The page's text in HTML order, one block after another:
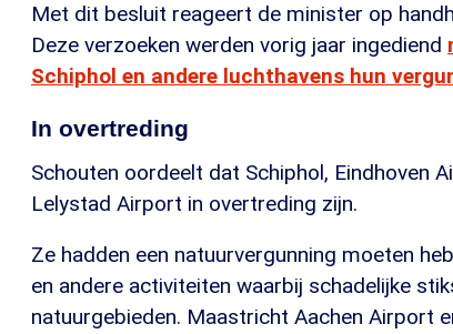
Met dit besluit reageert de minister op
Deze verzoeken werden vorig jaar ingediend
Schiphol en andere luchthavens hun
In overtreding
Schouten oordeelt dat Schiphol, Eindhoven
Lelystad Airport in overtreding zijn.
Ze hadden een natuurvergunning moeten
en andere activiteiten waarbij schadelijke
natuurgebieden. Maastricht Aachen Airport